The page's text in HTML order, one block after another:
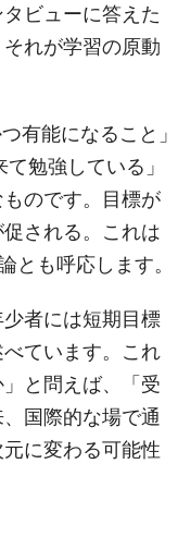
ビューに答えた
れが学習の原動
有能になること」
勉強している」
のです。目標が
される。これは
とも呼応します。
者には短期目標
ています。これ
と問えば、「受
国際的な場で通
に変わる可能性